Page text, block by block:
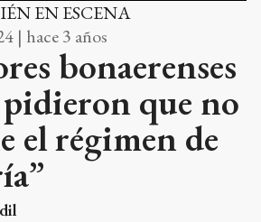
EN ESCENA
| hace 3 años
bonaerenses
que no
el régimen de